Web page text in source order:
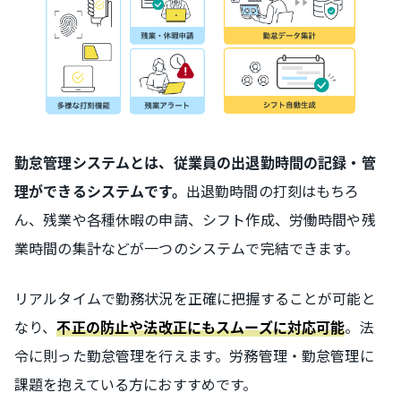
勤怠管理システムとは、従業員の出退勤時間の記録・管
理ができるシステムです。 出退勤時間の打刻はもちろ
ん、残業や各種休暇の申請、シフト作成、労働時間や残
業時間の集計などが一つのシステムで完結できます。
リアルタイムで勤務状況を正確に把握することが可能と
なり、不正の防止や法改正にもスムーズに対応可能。法
令に則った勤怠管理を行えます。労務管理・勤怠管理に
課題を抱えている方におすすめです。